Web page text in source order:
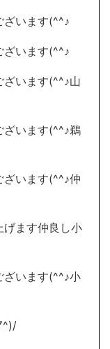
ざいます(^^♪
ざいます(^^♪
ざいます(^^♪山
ざいます(^^♪鵜
ざいます(^^♪仲
げます仲良し小
ざいます(^^♪小